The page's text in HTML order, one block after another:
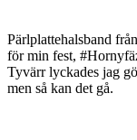
Pärlplattehalsband från
för min fest,
Tyvärr lyckades jag
men så kan det gå.